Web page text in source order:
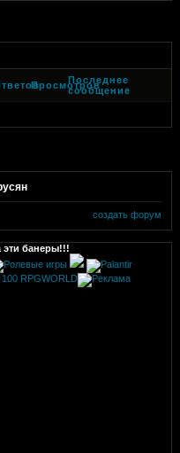
ПросмотровПоследнее
сообщение
создать форум
эти банеры!!!